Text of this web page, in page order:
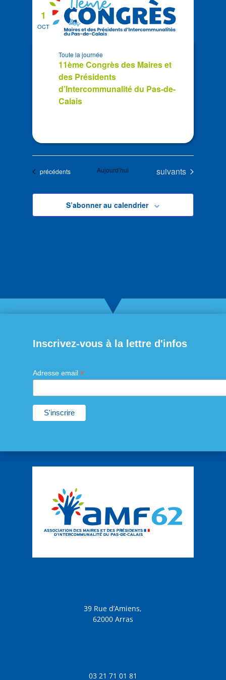
OCT
1
11ème Congrès des Maires et
des Présidents
d’Intercommunalité du Pas-de-
Calais
Toute la journée
Évènements
précédents Aujourd’hui Évènements
suivants
S’abonner au calendrier
Inscrivez-vous à la lettre d'infos
Adresse email *
39 Rue d’Amiens,
62000 Arras
03 21 71 01 81